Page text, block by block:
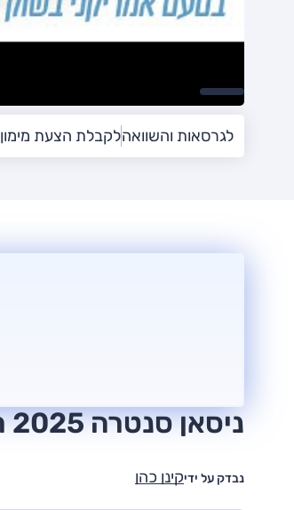
לגרסאות והשוואהלקבלת הצעת מימון
ניסאן סנטרה 2025 חוות דעת
נבדק על ידיקינן כהן